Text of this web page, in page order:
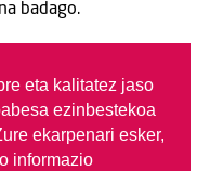
badago.
eta kalitatez jaso
ezinbestekoa
ekarpenari esker,
informazio